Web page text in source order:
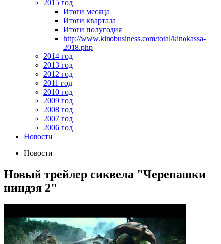
2015 год
Итоги месяца
Итоги квартала
Итоги полугодия
http://www.kinobusiness.com/total/kinokassa-
2018.php
2014 год
2013 год
2012 год
2011 год
2010 год
2009 год
2008 год
2007 год
2006 год
Новости
Новости
Новый трейлер сиквела "Черепашки
ниндзя 2"